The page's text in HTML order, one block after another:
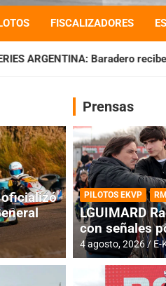
FISCALIZADORES
recibe la fecha especial con
oficializó
Prensas
PILOTOS EKVP
LGUIMARD
con señales
4 agosto, 2026 E-